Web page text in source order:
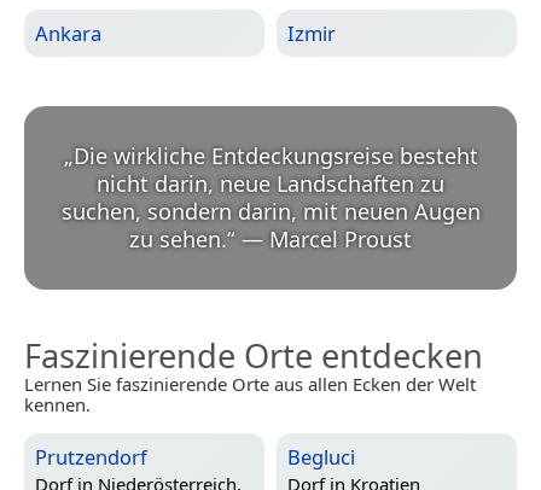
Ankara Izmir
„Die wirkliche Entdeckungsreise besteht
nicht darin, neue Landschaften zu
suchen, sondern darin, mit neuen Augen
zu sehen.“ — Marcel Proust
Faszinierende Orte entdecken
Lernen Sie faszinierende Orte aus allen Ecken der Welt
kennen.
Prutzendorf
Dorf in Niederösterreich,
Begluci
Dorf in Kroatien